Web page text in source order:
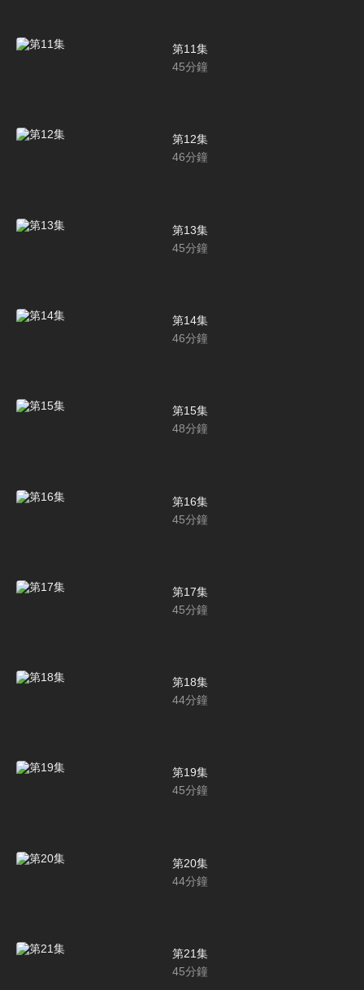
第11集
45分鐘
第12集
46分鐘
第13集
45分鐘
第14集
46分鐘
第15集
48分鐘
第16集
45分鐘
第17集
45分鐘
第18集
44分鐘
第19集
45分鐘
第20集
44分鐘
第21集
45分鐘